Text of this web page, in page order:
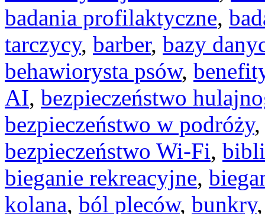
badania profilaktyczne,
tarczycy, barber, bazy
behawiorysta psów,
AI, bezpieczeństwo
bezpieczeństwo w podróży
bezpieczeństwo Wi-Fi,
bieganie rekreacyjne,
kolana, ból pleców, bunkry